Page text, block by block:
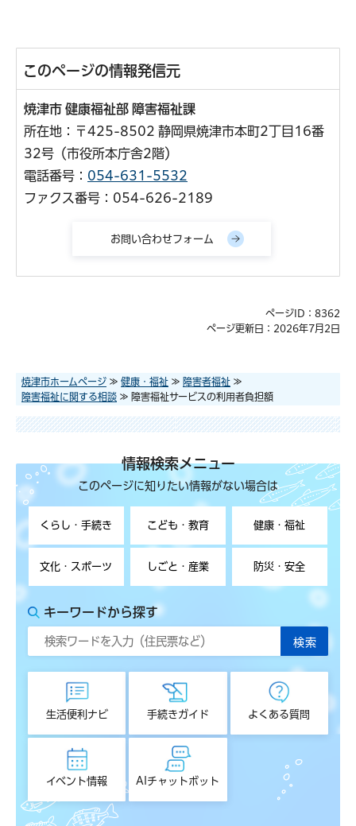
このページの情報発信元
焼津市 健康福祉部 障害福祉課
所在地：〒425-8502 静岡県焼津市本町2丁目16番
32号（市役所本庁舎2階）
電話番号： 054-631-5532
ファクス番号：054-626-2189
ページID：8362
ページ更新日：2026年7月2日
焼津市ホームページ ≫ 健康・福祉 ≫ 障害者福祉 ≫
障害福祉に関する相談 ≫ 障害福祉サービスの利用者負担額
情報検索メニュー
このページに知りたい情報がない場合は
くらし・手続き こども・教育 健康・福祉
文化・スポーツ しごと・産業 防災・安全
キーワードから探す
生活便利ナビ 手続きガイド よくある質問
イベント情報 AIチャットボット